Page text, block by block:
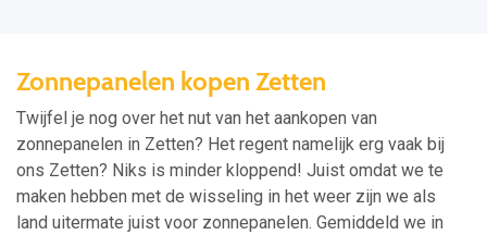
Zonnepanelen kopen Zetten
Twijfel je nog over het nut van het aankopen van
zonnepanelen in Zetten? Het regent namelijk erg vaak bij
ons Zetten? Niks is minder kloppend! Juist omdat we te
maken hebben met de wisseling in het weer zijn we als
land uitermate juist voor zonnepanelen. Gemiddeld we in